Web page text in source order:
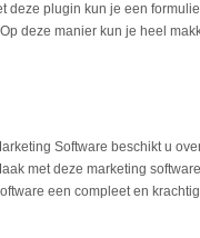
deze plugin kun je een
deze manier kun je heel
Software beschikt u
met deze marketing
een compleet en